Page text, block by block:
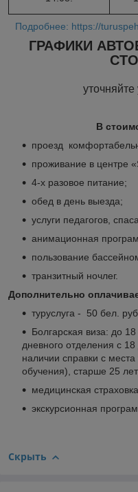
Подробнее: https://
ГРАФИКИ
В
проезд
проживание в центре
4-х разовое питание;
обед в день выезда;
услуги педагогов,
анимационная
пользование
транзитный ночлег.
Дополнительно
туруслуга - 50 бел.
Болгарская виза: до
дневного отделения с
наличии справки с
обучения), старше 25
медицинская
экскурсионная
Скрыть